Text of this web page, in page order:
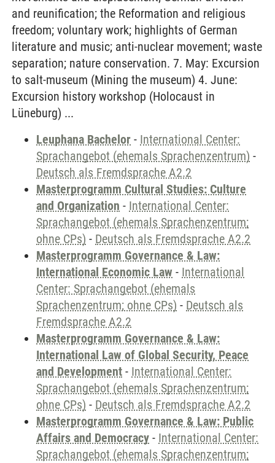
and reunification; the Reformation and religious
freedom; voluntary work; highlights of German
literature and music; anti-nuclear movement; waste
separation; nature conservation. 7. May: Excursion
to salt-museum (Mining the museum) 4. June:
Excursion history workshop (Holocaust in
Lüneburg) ...
Leuphana Bachelor - International Center:
Sprachangebot (ehemals Sprachenzentrum) -
Deutsch als Fremdsprache A2.2
Masterprogramm Cultural Studies: Culture
and Organization - International Center:
Sprachangebot (ehemals Sprachenzentrum;
ohne CPs) - Deutsch als Fremdsprache A2.2
Masterprogramm Governance & Law:
International Economic Law - International
Center: Sprachangebot (ehemals
Sprachenzentrum; ohne CPs) - Deutsch als
Fremdsprache A2.2
Masterprogramm Governance & Law:
International Law of Global Security, Peace
and Development - International Center:
Sprachangebot (ehemals Sprachenzentrum;
ohne CPs) - Deutsch als Fremdsprache A2.2
Masterprogramm Governance & Law: Public
Affairs and Democracy - International Center:
Sprachangebot (ehemals Sprachenzentrum;